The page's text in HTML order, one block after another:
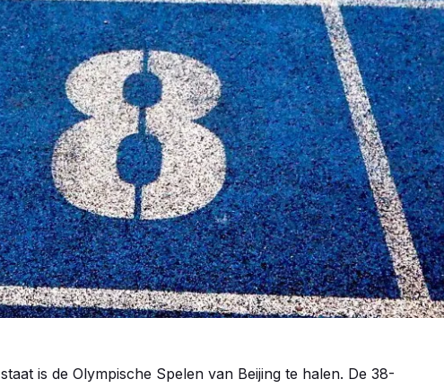
is de Olympische Spelen van Beijing te halen. De 38-